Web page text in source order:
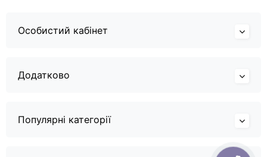
Особистий кабінет
Додатково
Популярні категорії